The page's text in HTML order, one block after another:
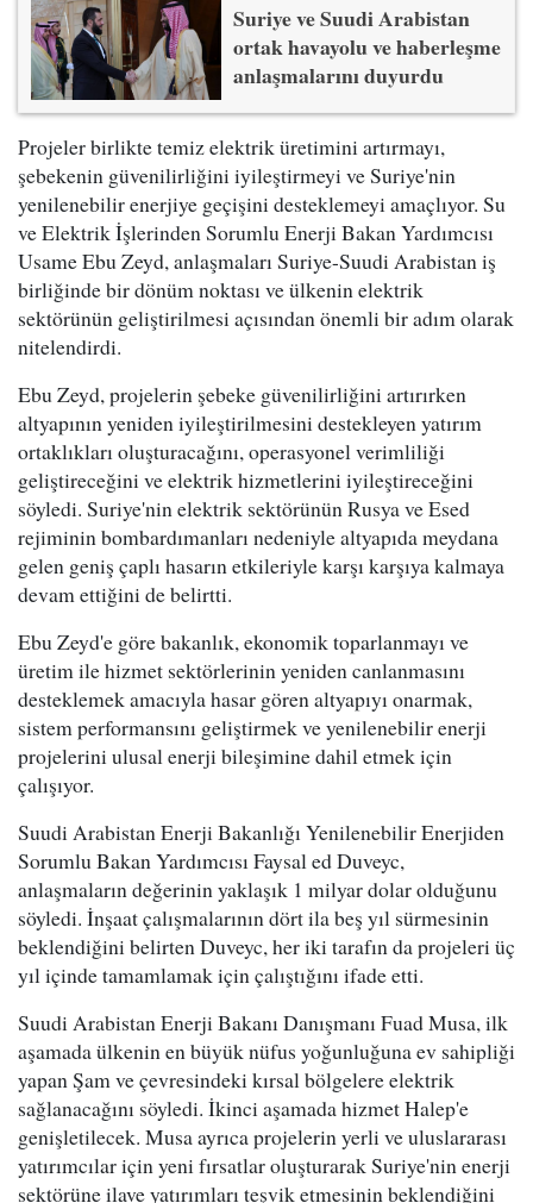
Suriye ve Suudi Arabistan
ortak havayolu ve haberleşme
anlaşmalarını duyurdu
Projeler birlikte temiz elektrik üretimini artırmayı,
şebekenin güvenilirliğini iyileştirmeyi ve Suriye'nin
yenilenebilir enerjiye geçişini desteklemeyi amaçlıyor. Su
ve Elektrik İşlerinden Sorumlu Enerji Bakan Yardımcısı
Usame Ebu Zeyd, anlaşmaları Suriye-Suudi Arabistan iş
birliğinde bir dönüm noktası ve ülkenin elektrik
sektörünün geliştirilmesi açısından önemli bir adım olarak
nitelendirdi.
Ebu Zeyd, projelerin şebeke güvenilirliğini artırırken
altyapının yeniden iyileştirilmesini destekleyen yatırım
ortaklıkları oluşturacağını, operasyonel verimliliği
geliştireceğini ve elektrik hizmetlerini iyileştireceğini
söyledi. Suriye'nin elektrik sektörünün Rusya ve Esed
rejiminin bombardımanları nedeniyle altyapıda meydana
gelen geniş çaplı hasarın etkileriyle karşı karşıya kalmaya
devam ettiğini de belirtti.
Ebu Zeyd'e göre bakanlık, ekonomik toparlanmayı ve
üretim ile hizmet sektörlerinin yeniden canlanmasını
desteklemek amacıyla hasar gören altyapıyı onarmak,
sistem performansını geliştirmek ve yenilenebilir enerji
projelerini ulusal enerji bileşimine dahil etmek için
çalışıyor.
Suudi Arabistan Enerji Bakanlığı Yenilenebilir Enerjiden
Sorumlu Bakan Yardımcısı Faysal ed Duveyc,
anlaşmaların değerinin yaklaşık 1 milyar dolar olduğunu
söyledi. İnşaat çalışmalarının dört ila beş yıl sürmesinin
beklendiğini belirten Duveyc, her iki tarafın da projeleri üç
yıl içinde tamamlamak için çalıştığını ifade etti.
Suudi Arabistan Enerji Bakanı Danışmanı Fuad Musa, ilk
aşamada ülkenin en büyük nüfus yoğunluğuna ev sahipliği
yapan Şam ve çevresindeki kırsal bölgelere elektrik
sağlanacağını söyledi. İkinci aşamada hizmet Halep'e
genişletilecek. Musa ayrıca projelerin yerli ve uluslararası
yatırımcılar için yeni fırsatlar oluşturarak Suriye'nin enerji
sektörüne ilave yatırımları teşvik etmesinin beklendiğini